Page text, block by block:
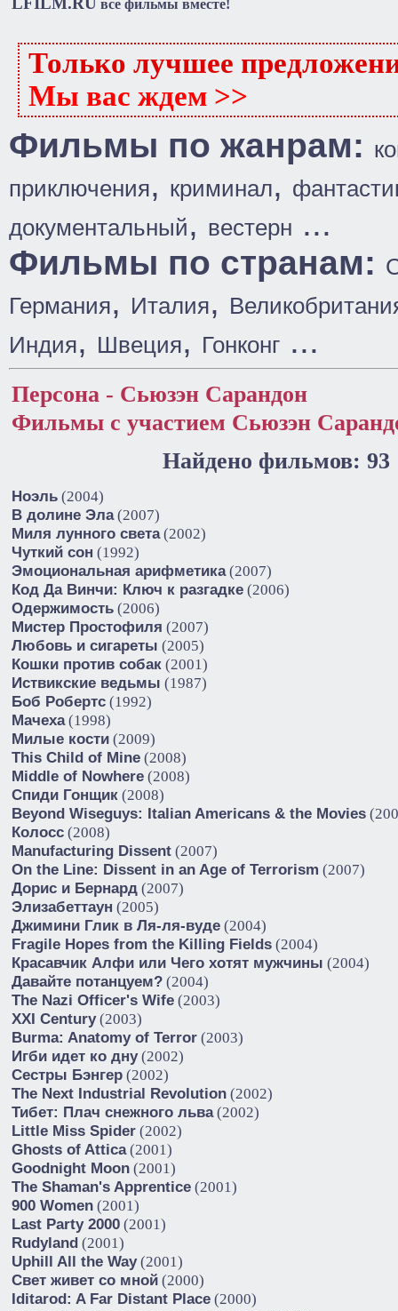
все фильмы вместе!
Только лучшее
Мы вас ждем >>
Фильмы по жанрам:
приключения, криминал,
документальный, вестерн ...
Фильмы по странам:
Германия, Италия,
Индия, Швеция, Гонконг ...
Персона - Сьюзэн Сарандон
Фильмы с участием Сьюзэн
Найдено фильмов: 93
Ноэль (2004)
В долине Эла(2007)
Миля лунного света(2002)
Чуткий сон (1992)
Эмоциональная арифметика(2007)
Код Да Винчи: Ключ к разгадке (2006)
Одержимость (2006)
Мистер Простофиля (2007)
Любовь и сигареты (2005)
Кошки против собак (2001)
Иствикские ведьмы (1987)
Боб Робертс (1992)
Мачеха(1998)
Милые кости (2009)
This Child of Mine (2008)
Middle of Nowhere (2008)
Спиди Гонщик (2008)
Beyond Wiseguys: Italian Americans & the Movies
Колосс (2008)
Manufacturing Dissent (2007)
On the Line: Dissent in an Age of Terrorism (2007)
Дорис и Бернард (2007)
Элизабеттаун (2005)
Джимини Глик в Ля-ля-вуде (2004)
Fragile Hopes from the Killing Fields (2004)
Красавчик Алфи или Чего хотят мужчины (2004)
Давайте потанцуем? (2004)
The Nazi Officer's Wife (2003)
XXI Century(2003)
Burma: Anatomy of Terror (2003)
Игби идет ко дну(2002)
Сестры Бэнгер (2002)
The Next Industrial Revolution (2002)
Тибет: Плач снежного льва(2002)
Little Miss Spider (2002)
Ghosts of Attica(2001)
Goodnight Moon (2001)
The Shaman's Apprentice (2001)
900 Women (2001)
Last Party 2000 (2001)
Rudyland (2001)
Uphill All the Way(2001)
Свет живет со мной (2000)
Iditarod: A Far Distant Place (2000)